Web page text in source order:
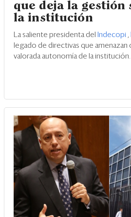
que deja la gestión
la institución
La saliente presidenta del Indecopi ,
legado de directivas que amenazan
valorada autonomía de la institución.